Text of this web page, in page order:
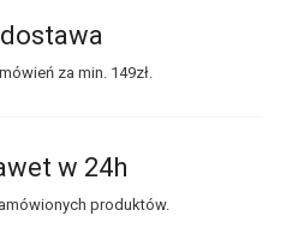
za min. 149zł.
w 24h
produktów.